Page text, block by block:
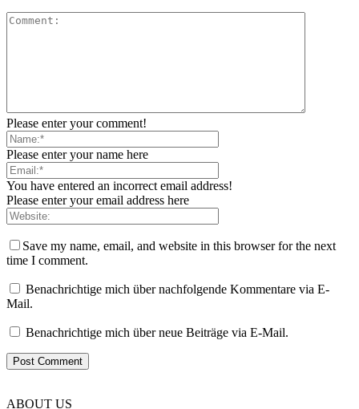
Please enter your comment!
Please enter your name here
You have entered an incorrect email address!
Please enter your email address here
Save my name, email, and website in this browser for the next
time I comment.
Benachrichtige mich über nachfolgende Kommentare via E-
Mail.
Benachrichtige mich über neue Beiträge via E-Mail.
ABOUT US